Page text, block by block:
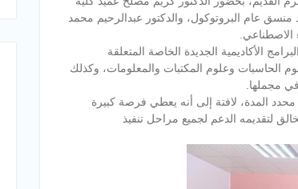
منسق عام البروتوكول، والدكتور عبدالرحيم محمد
الأكاديمية الجديدة الخاصة المتعلقة
الحاسبات وعلوم المكتبات والمعلومات، وكذلك
مجملها.
محدد المدة، لافتة إلى أنه يعطي فرصة كبيرة
لتقديمه الدعم لجميع مراحل تنفيذ